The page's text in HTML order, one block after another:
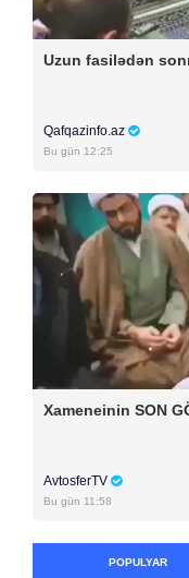
Uzun fasilədən
Qafqazinfo.az
Bu gün 12:25
Xameneinin SON
AvtosferTV
Bu gün 11:58
POPULYAR